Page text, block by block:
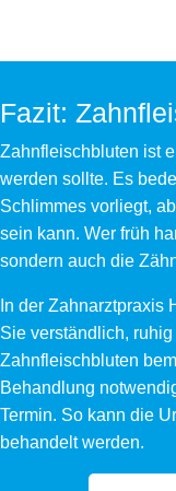
Fazit:
Zahnfleischbluten ist
werden sollte. Es
Schlimmes vorliegt,
sein kann. Wer früh
sondern auch die
In der Zahnarztpraxis
Sie verständlich,
Zahnfleischbluten
Behandlung
Termin. So kann die
behandelt werden.